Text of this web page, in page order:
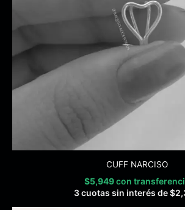
CUFF NARCISO
$5,949 con
3 cuotas sin interés de$